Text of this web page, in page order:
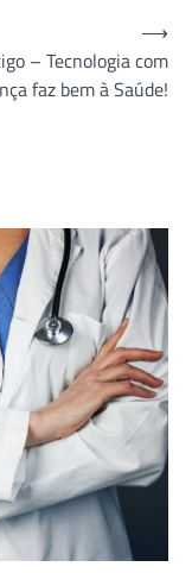
– Tecnologia com
faz bem à Saúde!
⟶